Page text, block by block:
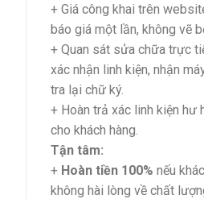
+ Giá công khai trên
báo giá một lần, không vẽ
+ Quan sát sửa chữa trực
xác nhận linh kiện, nhận
tra lại chữ ký.
+ Hoàn trả xác linh kiện hư
cho khách hàng.
Tận tâm:
+ Hoàn tiền 100% nếu
không hài lòng về chất